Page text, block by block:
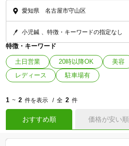
愛知県 名古屋市守山区
小児鍼 特徴・キーワードの指定なし
特徴・キーワード
土日営業 20時以降OK 美容
レディース
駐車場有
1 ~ 2 件を表示 全 2 件
おすすめ順 価格が安い順
「健康にはりを見た」